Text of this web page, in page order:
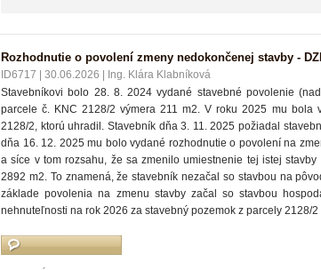
Rozhodnutie o povolení zmeny nedokončenej stavby -
ID6717 30.06.2026
Ing. Klára Klabníková
Stavebníkovi bolo 28. 8. 2024 vydané stavebné povolenie
parcele č. KNC 2128/2 výmera 211 m2. V roku 2025 mu bola
2128/2, ktorú uhradil. Stavebník dňa 3. 11. 2025 požiadal
dňa 16. 12. 2025 mu bolo vydané rozhodnutie o povolení na
a síce v tom rozsahu, že sa zmenilo umiestnenie tej istej
2892 m2. To znamená, že stavebník nezačal so stavbou na
základe povolenia na zmenu stavby začal so stavbou
nehnuteľnosti na rok 2026 za stavebný pozemok z parcely 2128/